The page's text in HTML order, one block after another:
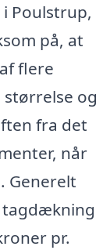
Poulstrup,
på, at
flere
og
fra det
når
Generelt
tagdækning
pr.